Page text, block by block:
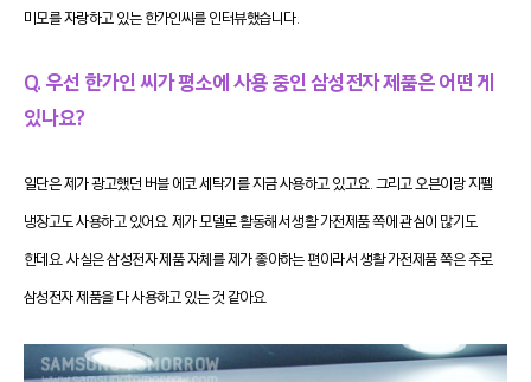
미모를 자랑하고 있는 한가인씨를 인터뷰했습니다.
Q. 우선 한가인 씨가 평소에 사용 중인 삼성전자 제품은 어떤 게
있나요?
일단은 제가 광고했던 버블 에코 세탁기를 지금 사용하고 있고요. 그리고 오븐이랑 지펠
냉장고도 사용하고 있어요. 제가 모델로 활동해서 생활 가전제품 쪽에 관심이 많기도
한데요. 사실은 삼성전자 제품 자체를 제가 좋아하는 편이라서 생활 가전제품 쪽은 주로
삼성전자 제품을 다 사용하고 있는 것 같아요.